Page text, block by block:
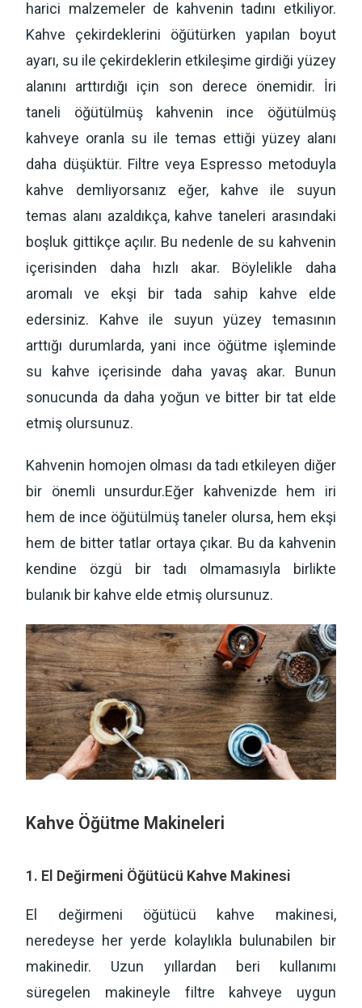
harici malzemeler de kahvenin tadını etkiliyor.
Kahve çekirdeklerini öğütürken yapılan boyut
ayarı, su ile çekirdeklerin etkileşime girdiği yüzey
alanını arttırdığı için son derece önemidir. İri
taneli öğütülmüş kahvenin ince öğütülmüş
kahveye oranla su ile temas ettiği yüzey alanı
daha düşüktür. Filtre veya Espresso metoduyla
kahve demliyorsanız eğer, kahve ile suyun
temas alanı azaldıkça, kahve taneleri arasındaki
boşluk gittikçe açılır. Bu nedenle de su kahvenin
içerisinden daha hızlı akar. Böylelikle daha
aromalı ve ekşi bir tada sahip kahve elde
edersiniz. Kahve ile suyun yüzey temasının
arttığı durumlarda, yani ince öğütme işleminde
su kahve içerisinde daha yavaş akar. Bunun
sonucunda da daha yoğun ve bitter bir tat elde
etmiş olursunuz.
Kahvenin homojen olması da tadı etkileyen diğer
bir önemli unsurdur.Eğer kahvenizde hem iri
hem de ince öğütülmüş taneler olursa, hem ekşi
hem de bitter tatlar ortaya çıkar. Bu da kahvenin
kendine özgü bir tadı olmamasıyla birlikte
bulanık bir kahve elde etmiş olursunuz.
Kahve Öğütme Makineleri
1. El Değirmeni Öğütücü Kahve Makinesi
El değirmeni öğütücü kahve makinesi,
neredeyse her yerde kolaylıkla bulunabilen bir
makinedir. Uzun yıllardan beri kullanımı
süregelen makineyle filtre kahveye uygun